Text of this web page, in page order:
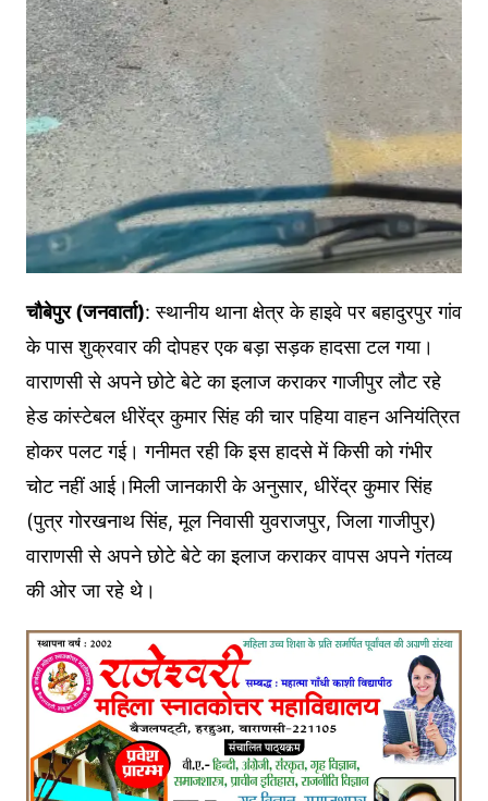
चौबेपुर (जनवार्ता): स्थानीय थाना क्षेत्र के हाइवे पर बहादुरपुर गांव
के पास शुक्रवार की दोपहर एक बड़ा सड़क हादसा टल गया।
वाराणसी से अपने छोटे बेटे का इलाज कराकर गाजीपुर लौट रहे
हेड कांस्टेबल धीरेंद्र कुमार सिंह की चार पहिया वाहन अनियंत्रित
होकर पलट गई। गनीमत रही कि इस हादसे में किसी को गंभीर
चोट नहीं आई।मिली जानकारी के अनुसार, धीरेंद्र कुमार सिंह
(पुत्र गोरखनाथ सिंह, मूल निवासी युवराजपुर, जिला गाजीपुर)
वाराणसी से अपने छोटे बेटे का इलाज कराकर वापस अपने गंतव्य
की ओर जा रहे थे।